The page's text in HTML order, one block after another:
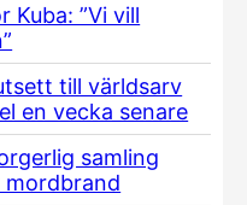
Kuba: ”Vi vill
till världsarv
en vecka senare
samling